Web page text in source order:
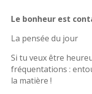
Le bonheur est
La pensée du jour
Si tu veux être
fréquentations :
la matière !